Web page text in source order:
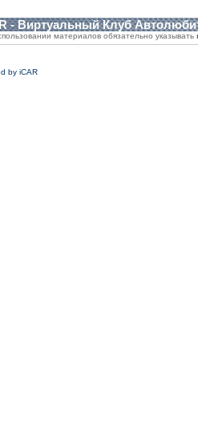
- Виртуальный Клуб
материалов обязательно указывать